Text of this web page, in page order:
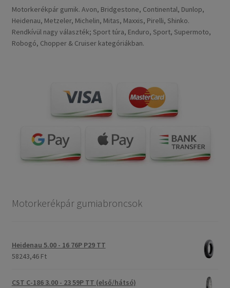
Motorkerékpár gumik. Avon, Bridgestone, Continental, Dunlop,
Heidenau, Metzeler, Michelin, Mitas, Maxxis, Pirelli, Shinko.
Rendkívül nagy választék; Sport túra, Enduro, Sport, Supermoto,
Robogó, Chopper & Cruiser kategóriákban.
Motorkerékpár gumiabroncsok
Heidenau 5.00 - 16 76P P29 TT
58243,46 Ft
CST C-186 3.00 - 23 59P TT (első/hátsó)